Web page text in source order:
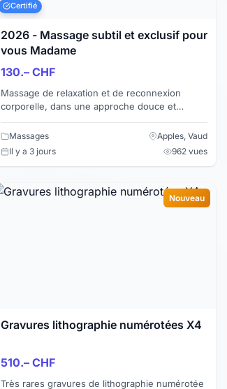
Certifié
2026 - Massage subtil et exclusif pour
vous Madame
130.– CHF
Massage de relaxation et de reconnexion
corporelle, dans une approche douce et
consciente. Masseur formé tantrique, dans la
cinquantaine, marié, ex...
Massages
Apples, Vaud
Il y a 3 jours
962 vues
Nouveau
Gravures lithographie numérotées X4
510.– CHF
Très rares gravures de lithographie numérotée